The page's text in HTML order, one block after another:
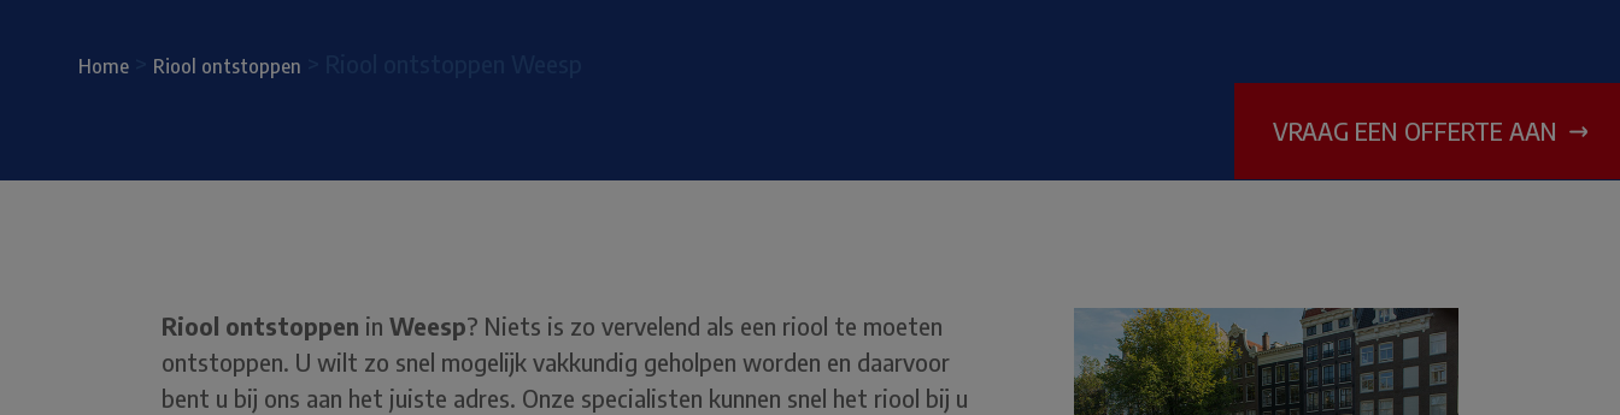
Home> Riool ontstoppen
VRAAG EEN OFFERTE AAN
Riool ontstoppen inWeesp? Niets is zo vervelend als een riool te moeten
ontstoppen. U wilt zo snel mogelijk vakkundig geholpen worden en daarvoor
bent u bij ons aan het juiste adres. Onze specialisten kunnen snel het riool bij u